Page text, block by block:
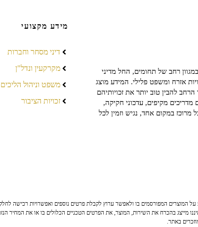
רחב של תחומים, החל מדיני
אזרח ומשפט פלילי. המידע מוצג
להבין טוב יותר את זכויותיהם
מקיפים, עדכוני חקיקה,
מרוכז במקום אחד, נגיש וזמין לכל
מידע מקצועי
דיני מסחר וחברות
מקרקעין ונדל"ן
משפט וניהול הליכים
זכויות הציבור
המוצרים המפורסמים בו ולאפשר ערוץ לקבלת פרטים נוספים ואפשרויות רכישה לחלק
מייצג בהכרח את השירות, המוצר, את הפרטים הטכניים הכלולים בו או את המחיר
באתר.